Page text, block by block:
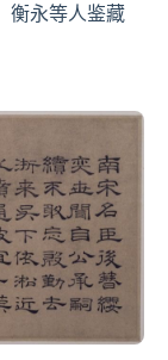
衡永等人鉴藏